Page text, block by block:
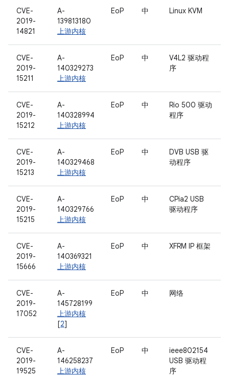
CVE-
2019-
14821
A-
139813180
上游内核
EoP 中 Linux KVM
CVE-
2019-
15211
A-
140329273
上游内核
EoP 中
V4L2 驱动程
序
CVE-
2019-
15212
A-
140328994
上游内核
EoP 中
Rio 500 驱动
程序
CVE-
2019-
15213
A-
140329468
上游内核
EoP 中
DVB USB 驱
动程序
CVE-
2019-
15215
A-
140329766
上游内核
EoP 中
CPia2 USB
驱动程序
CVE-
2019-
15666
A-
140369321
上游内核
EoP 中 XFRM IP 框架
CVE-
2019-
17052
A-
145728199
上游内核
[2]
EoP 中 网络
CVE-
2019-
19525
A-
146258237
上游内核
EoP 中
ieee802154
USB 驱动程
序